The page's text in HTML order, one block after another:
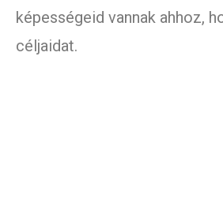
képességeid vannak ahhoz,
céljaidat.